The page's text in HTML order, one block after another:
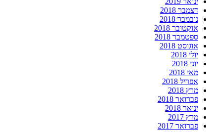
דצמבר 2018
נובמבר 2018
אוקטובר 2018
ספטמבר 2018
אוגוסט 2018
יולי 2018
יוני 2018
מאי 2018
אפריל 2018
מרץ 2018
פברואר 2018
ינואר 2018
מרץ 2017
פברואר 2017